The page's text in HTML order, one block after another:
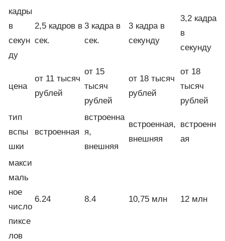
кадры
в
секун
ду
2,5 кадров в
сек.
3 кадра в
сек.
3 кадра в
секунду
3,2 кадра
в
секунду
цена
от 11 тысяч
рублей
от 15
тысяч
рублей
от 18 тысяч
рублей
от 18
тысяч
рублей
тип
вспы
шки
встроенная
встроенна
я,
внешняя
встроенная,
внешняя
встроенн
ая
макси
маль
ное
число
пиксе
лов
6.24 8.4 10,75 млн 12 млн